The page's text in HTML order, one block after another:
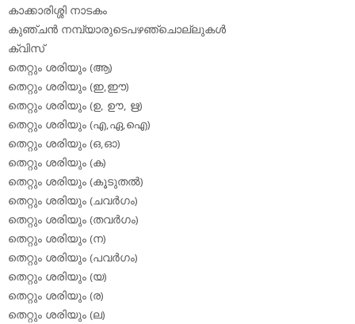
കാക്കാരിശ്ശി നാടകം
കുഞ്ചന്‍ നമ്പ്യാരുടെപഴഞ്ചൊല്ലുകള്‍
ക്വിസ്
തെറ്റും ശരിയും (ആ)
തെറ്റും ശരിയും (ഇ,ഈ)
തെറ്റും ശരിയും (ഉ, ഊ, ഋ)
തെറ്റും ശരിയും (എ,ഏ,ഐ)
തെറ്റും ശരിയും (ഒ,ഓ)
തെറ്റും ശരിയും (ക)
തെറ്റും ശരിയും (കൂടുതല്‍)
തെറ്റും ശരിയും (ചവര്‍ഗം)
തെറ്റും ശരിയും (തവര്‍ഗം)
തെറ്റും ശരിയും (ന)
തെറ്റും ശരിയും (പവര്‍ഗം)
തെറ്റും ശരിയും (യ)
തെറ്റും ശരിയും (ര)
തെറ്റും ശരിയും (ല)